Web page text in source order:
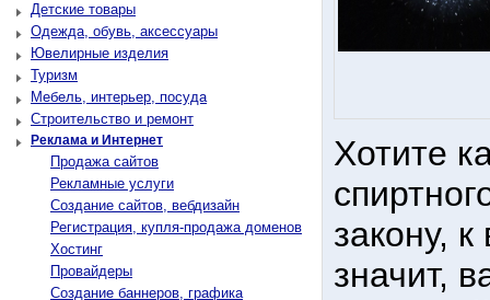
Детские товары
Одежда, обувь, аксессуары
Ювелирные изделия
Туризм
Мебель, интерьер, посуда
Строительство и ремонт
Реклама и Интернет
Продажа сайтов
Рекламные услуги
Создание сайтов, вебдизайн
Регистрация, купля-продажа доменов
Хостинг
Провайдеры
Создание баннеров, графика
Хотите
закону,
значит,